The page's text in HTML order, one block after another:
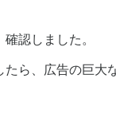
認しました。
ら、広告の巨大